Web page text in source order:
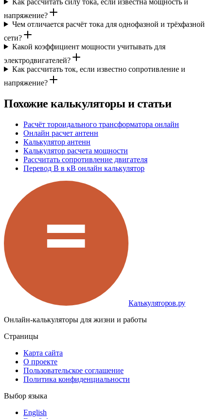
Как рассчитать силу тока, если известна мощность и
напряжение?
Чем отличается расчёт тока для однофазной и трёхфазной
сети?
Какой коэффициент мощности учитывать для
электродвигателей?
Как рассчитать ток, если известно сопротивление и
напряжение?
Похожие калькуляторы и статьи
Расчёт тороидального трансформатора онлайн
Онлайн расчет антенн
Калькулятор антенн
Калькулятор расчета мощности
Рассчитать сопротивление двигателя
Перевод В в кВ онлайн калькулятор
Калькуляторов.ру
Онлайн-калькуляторы для жизни и работы
Страницы
Карта сайта
О проекте
Пользовательское соглашение
Политика конфиденциальности
Выбор языка
English